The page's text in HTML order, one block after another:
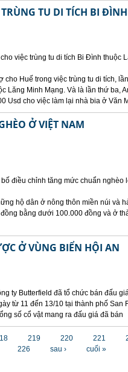
TU DI TÍCH BI ĐÌNH
việc trùng tu di tích Bi Đình thuộc
cho Huế trong việc trùng tu di tích,
Lăng Minh Mạng. Và là lần thứ ba,
Usd cho việc làm lại nhà bia ở Văn
Ở VIỆT NAM
điều chỉnh tăng mức chuẩn nghèo
hộ dân ở nông thôn miền núi và
bằng dưới 100.000 đồng và ở
Ở VÙNG BIỂN HỘI AN
ty Butterfield đã tổ chức bán đấu
từ 11 đến 13/10 tại thành phố San
số cổ vật mang ra đấu giá đã bán
219 220 221
226
sau › cuối »